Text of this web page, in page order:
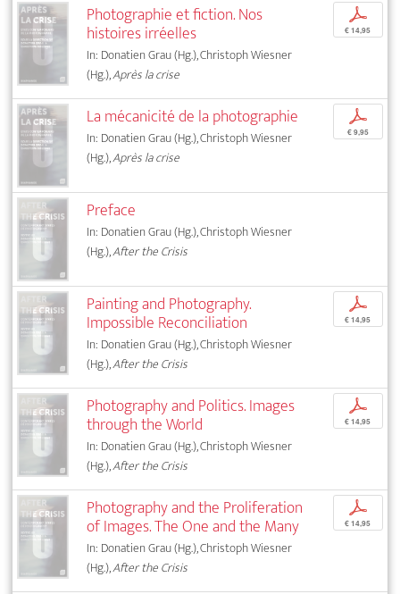
Photographie et fiction. Nos
histoires irréelles
In: Donatien Grau (Hg.), Christoph Wiesner
(Hg.),Après la crise
p
€ 14,95
La mécanicité de la photographie
In: Donatien Grau (Hg.), Christoph Wiesner
(Hg.),Après la crise
p
€ 9,95
Preface
In: Donatien Grau (Hg.), Christoph Wiesner
(Hg.),After the Crisis
Painting and Photography.
Impossible Reconciliation
In: Donatien Grau (Hg.), Christoph Wiesner
(Hg.),After the Crisis
p
€ 14,95
Photography and Politics. Images
through the World
In: Donatien Grau (Hg.), Christoph Wiesner
(Hg.),After the Crisis
p
€ 14,95
Photography and the Proliferation
of Images. The One and the Many
In: Donatien Grau (Hg.), Christoph Wiesner
(Hg.),After the Crisis
p
€ 14,95